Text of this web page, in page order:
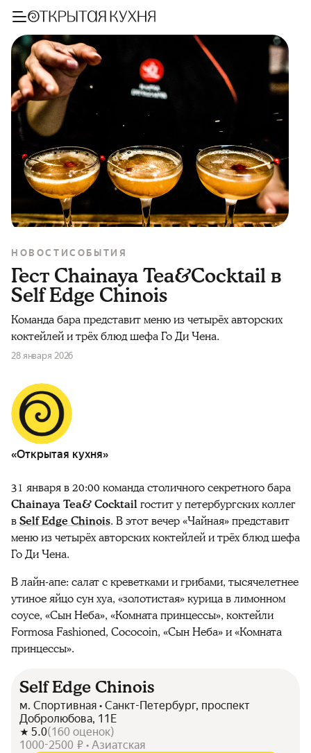
НОВОСТИСОБЫТИЯ
Гест Chainaya Tea&Cocktail в
Self Edge Chinois
Команда бара представит меню из четырёх авторских
коктейлей и трёх блюд шефа Го Ди Чена.
28 января 2026
«Открытая кухня»
31 января в 20:00 команда столичного секретного бара
Chainaya Tea& Cocktailгостит у петербургских коллег
вSelf Edge Chinois. В этот вечер «Чайная» представит
меню из четырёх авторских коктейлей и трёх блюд шефа
Го Ди Чена.
В лайн-апе: салат с креветками и грибами, тысячелетнее
утиное яйцо сун хуа, «золотистая» курица в лимонном
соусе, «Сын Неба», «Комната принцессы», коктейли
Formosa Fashioned, Cococoin, «Сын Неба» и «Комната
принцессы».
Self Edge Chinois
м. Спортивная • Санкт-Петербург, проспект
Добролюбова, 11Е
5.0(160 оценок)
1000-2500 ₽ • Азиатская